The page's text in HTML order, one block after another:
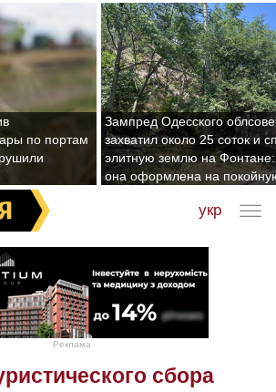
по портам
Зампред Одесского
захватил около 25 соток и
элитную землю на Фонтане:
она оформлена на
укр
Реклама
сбора